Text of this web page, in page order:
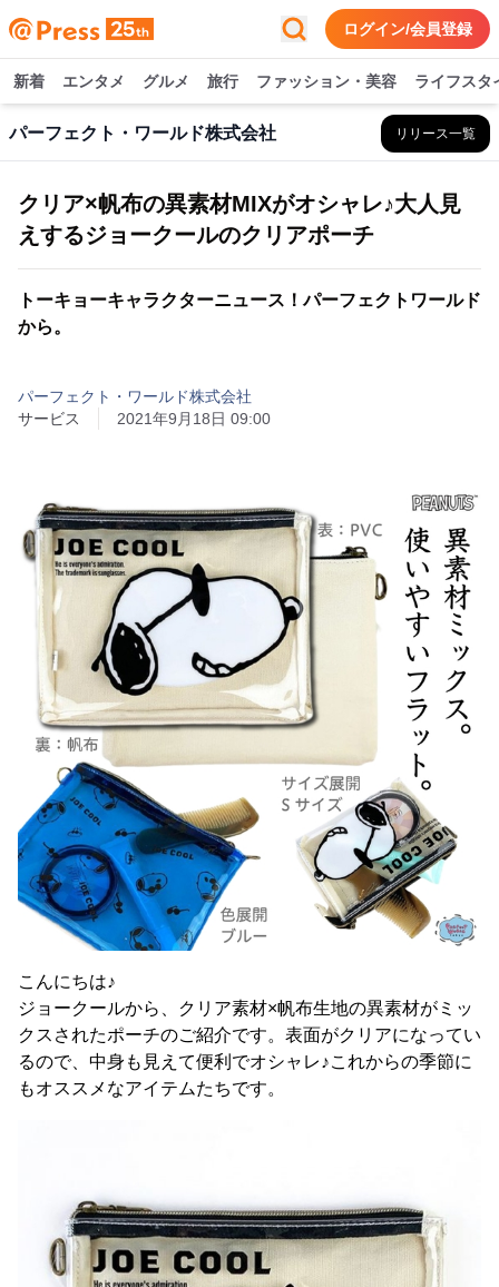
ログイン/会員登録
新着 エンタメ グルメ 旅行 ファッション・美容 ライフスタ
パーフェクト・ワールド株式会社 リリース一覧
クリア×帆布の異素材MIXがオシャレ♪大人見
えするジョークールのクリアポーチ
トーキョーキャラクターニュース！パーフェクトワールド
から。
パーフェクト・ワールド株式会社
サービス
2021年9月18日 09:00
こんにちは♪
ジョークールから、クリア素材×帆布生地の異素材がミッ
クスされたポーチのご紹介です。表面がクリアになってい
るので、中身も見えて便利でオシャレ♪これからの季節に
もオススメなアイテムたちです。